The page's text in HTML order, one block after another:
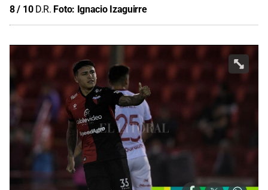
8/ 10 D.R. Foto: Ignacio Izaguirre